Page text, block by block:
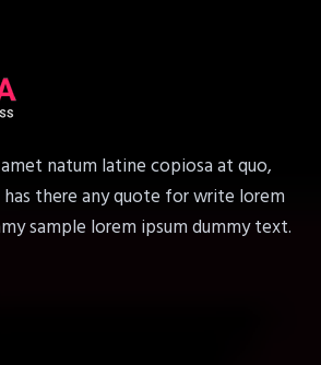
natum latine copiosa at quo,
has there any quote for write lorem
sample lorem ipsum dummy text.